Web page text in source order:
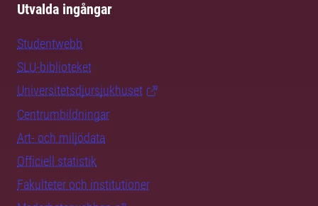
Utvalda ingångar
Studentwebb
SLU-biblioteket
Universitetsdjursjukhuset
Centrumbildningar
Art- och miljödata
Officiell statistik
Fakulteter och institutioner